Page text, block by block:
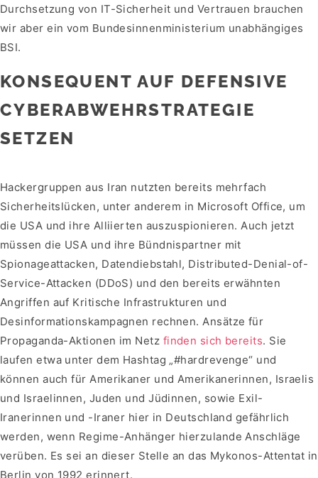
Durchsetzung von IT-Sicherheit und Vertrauen brauchen
wir aber ein vom Bundesinnenministerium unabhängiges
BSI.
KONSEQUENT AUF DEFENSIVE
CYBERABWEHRSTRATEGIE
SETZEN
Hackergruppen aus Iran nutzten bereits mehrfach
Sicherheitslücken, unter anderem in Microsoft Office, um
die USA und ihre Alliierten auszuspionieren. Auch jetzt
müssen die USA und ihre Bündnispartner mit
Spionageattacken, Datendiebstahl, Distributed-Denial-of-
Service-Attacken (DDoS) und den bereits erwähnten
Angriffen auf Kritische Infrastrukturen und
Desinformationskampagnen rechnen. Ansätze für
Propaganda-Aktionen im Netz finden sich bereits. Sie
laufen etwa unter dem Hashtag „#hardrevenge“ und
können auch für Amerikaner und Amerikanerinnen, Israelis
und Israelinnen, Juden und Jüdinnen, sowie Exil-
Iranerinnen und -Iraner hier in Deutschland gefährlich
werden, wenn Regime-Anhänger hierzulande Anschläge
verüben. Es sei an dieser Stelle an das Mykonos-Attentat in
Berlin von 1992 erinnert.